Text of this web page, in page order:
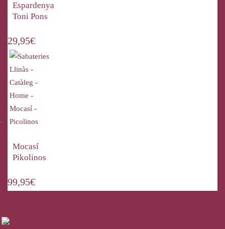
Espardenya
Toni Pons
29,95€
Mocasí
Pikolinos
99,95€